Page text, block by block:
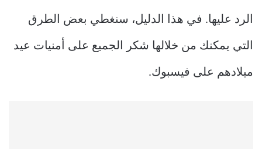
الرد عليها. في هذا الدليل، سنغطي بعض الطرق
التي يمكنك من خلالها شكر الجميع على أمنيات عيد
ميلادهم على فيسبوك.